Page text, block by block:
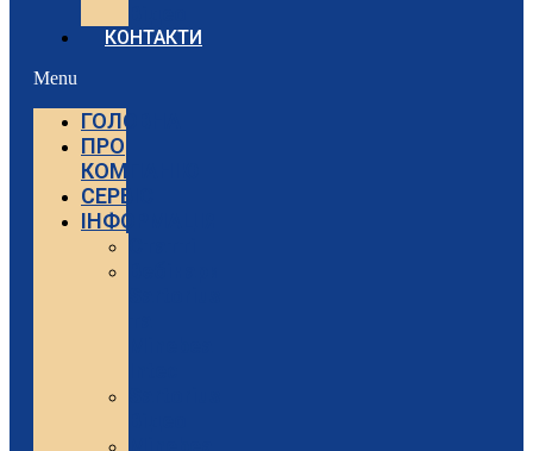
КОНТАКТИ
Menu
ГОЛОВНА
ПРО
КОМПАНІЮ
СЕРВІС
ІНФОРМАЦІЯ